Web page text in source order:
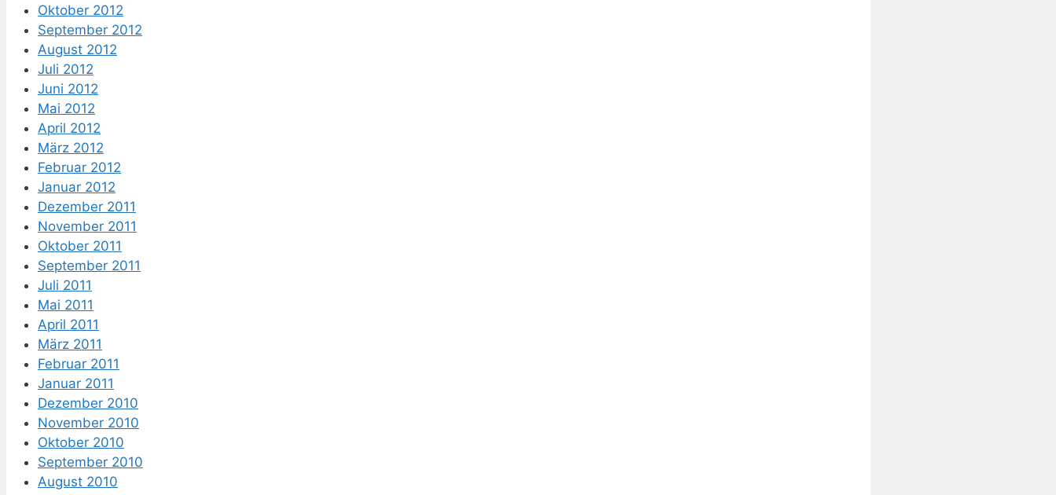
Oktober 2012
September 2012
August 2012
Juli 2012
Juni 2012
Mai 2012
April 2012
März 2012
Februar 2012
Januar 2012
Dezember 2011
November 2011
Oktober 2011
September 2011
Juli 2011
Mai 2011
April 2011
März 2011
Februar 2011
Januar 2011
Dezember 2010
November 2010
Oktober 2010
September 2010
August 2010